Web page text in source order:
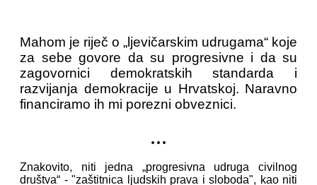
Mahom je riječ o „ljevičarskim udrugama“ koje
za sebe govore da su progresivne i da su
zagovornici demokratskih standarda i
razvijanja demokracije u Hrvatskoj. Naravno
financiramo ih mi porezni obveznici.
...
Znakovito, niti jedna „progresivna udruga civilnog
društva“ - "zaštitnica ljudskih prava i sloboda", kao niti